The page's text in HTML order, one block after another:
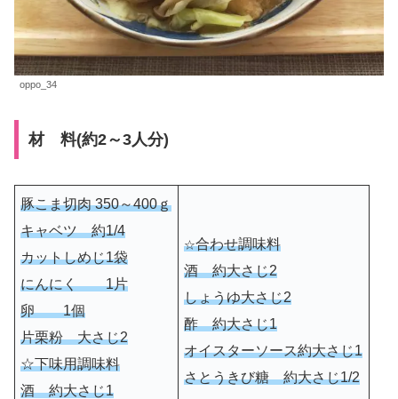
oppo_34
材 料(約2～3人分)
豚こま切肉 350～400ｇ
キャベツ 約1/4
カットしめじ1袋
にんにく 1片
卵 1個
片栗粉 大さじ2
☆下味用調味料
酒 約大さじ1
☆合わせ調味料
酒 約大さじ2
しょうゆ大さじ2
酢 約大さじ1
オイスターソース約大さじ1
さとうきび糖 約大さじ1/2